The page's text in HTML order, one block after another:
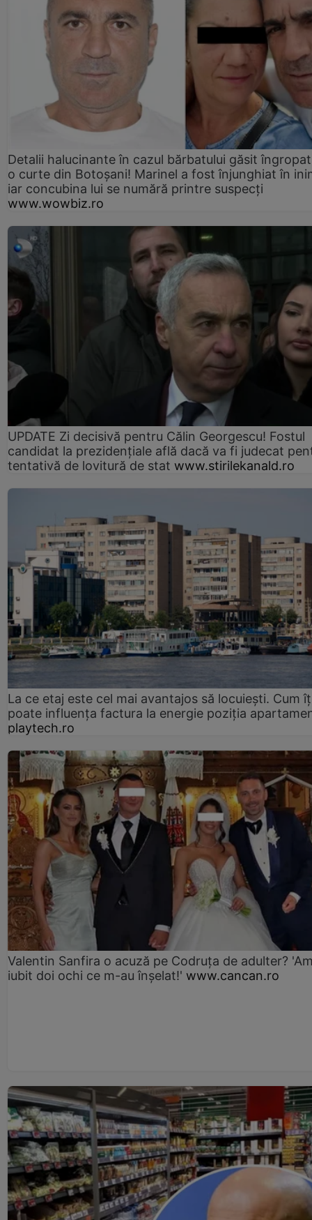
Detalii halucinante în cazul bărbatului găsit
o curte din Botoșani! Marinel a fost înjunghiat în
iar concubina lui se numără printre suspecți
www.wowbiz.ro
UPDATE Zi decisivă pentru Călin Georgescu! Fostul
candidat la prezidențiale află dacă va fi judecat
tentativă de lovitură de stat www.stirilekanald.ro
La ce etaj este cel mai avantajos să locuiești. Cum
poate influența factura la energie poziția
playtech.ro
Valentin Sanfira o acuză pe Codruța de adulter?
iubit doi ochi ce m-au înșelat!' www.cancan.ro